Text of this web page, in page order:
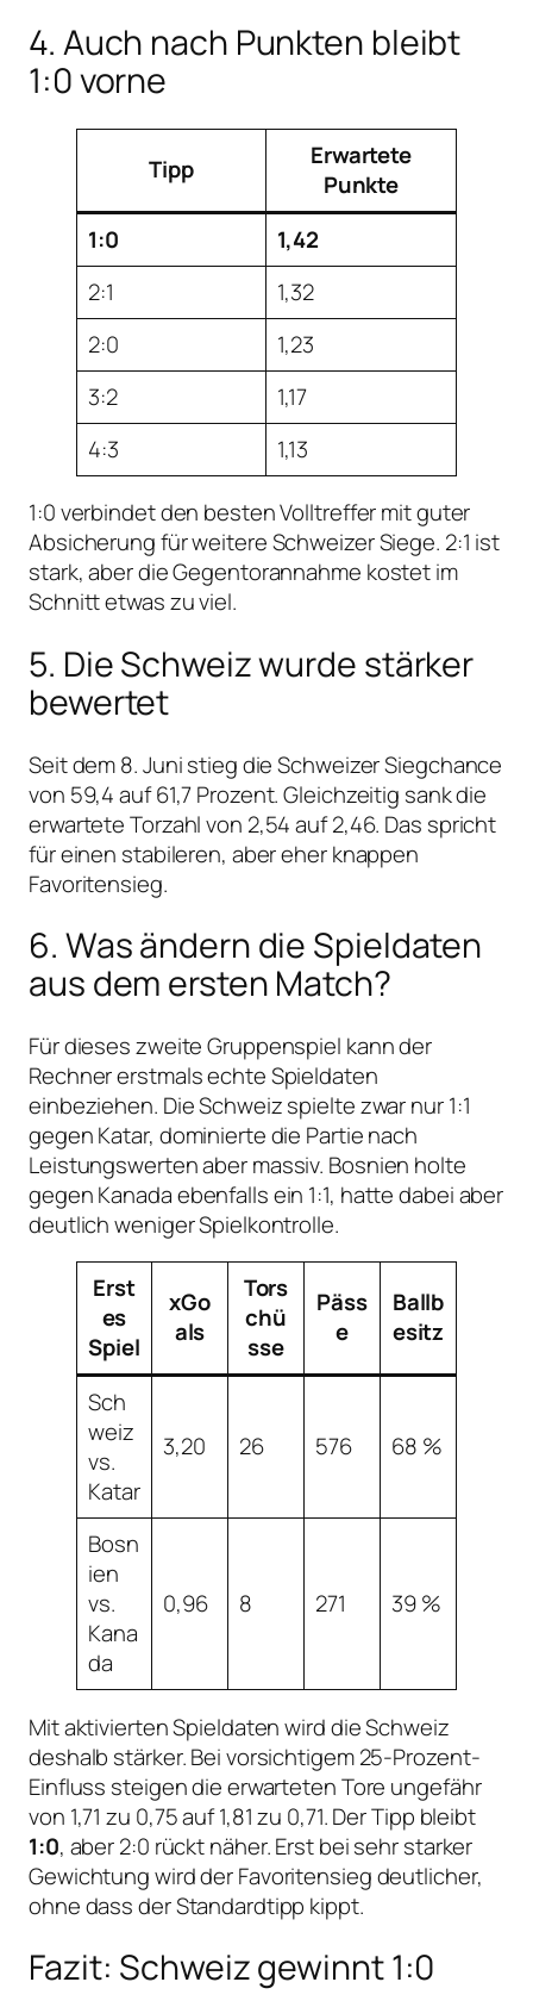
4. Auch nach Punkten bleibt
1:0 vorne
Tipp
Erwartete
Punkte
1:0
1,42
2:1
1,32
2:0
1,23
3:2
1,17
4:3
1,13
1:0 verbindet den besten Volltreffer mit guter
Absicherung für weitere Schweizer Siege. 2:1 ist
stark, aber die Gegentorannahme kostet im
Schnitt etwas zu viel.
5. Die Schweiz wurde stärker
bewertet
Seit dem 8. Juni stieg die Schweizer Siegchance
von 59,4 auf 61,7 Prozent. Gleichzeitig sank die
erwartete Torzahl von 2,54 auf 2,46. Das spricht
für einen stabileren, aber eher knappen
Favoritensieg.
6. Was ändern die Spieldaten
aus dem ersten Match?
Für dieses zweite Gruppenspiel kann der
Rechner erstmals echte Spieldaten
einbeziehen. Die Schweiz spielte zwar nur 1:1
gegen Katar, dominierte die Partie nach
Leistungswerten aber massiv. Bosnien holte
gegen Kanada ebenfalls ein 1:1, hatte dabei aber
deutlich weniger Spielkontrolle.
Erst
es
Spiel
xGo
als
Tors
chü
sse
Päss
e
Ballb
esitz
Sch
weiz
vs.
Katar
3,20 26 576 68 %
Bosn
ien
vs.
Kana
da
0,96 8 271 39 %
Mit aktivierten Spieldaten wird die Schweiz
deshalb stärker. Bei vorsichtigem 25-Prozent-
Einfluss steigen die erwarteten Tore ungefähr
von 1,71 zu 0,75 auf 1,81 zu 0,71. Der Tipp bleibt
1:0, aber 2:0 rückt näher. Erst bei sehr starker
Gewichtung wird der Favoritensieg deutlicher,
ohne dass der Standardtipp kippt.
Fazit: Schweiz gewinnt 1:0